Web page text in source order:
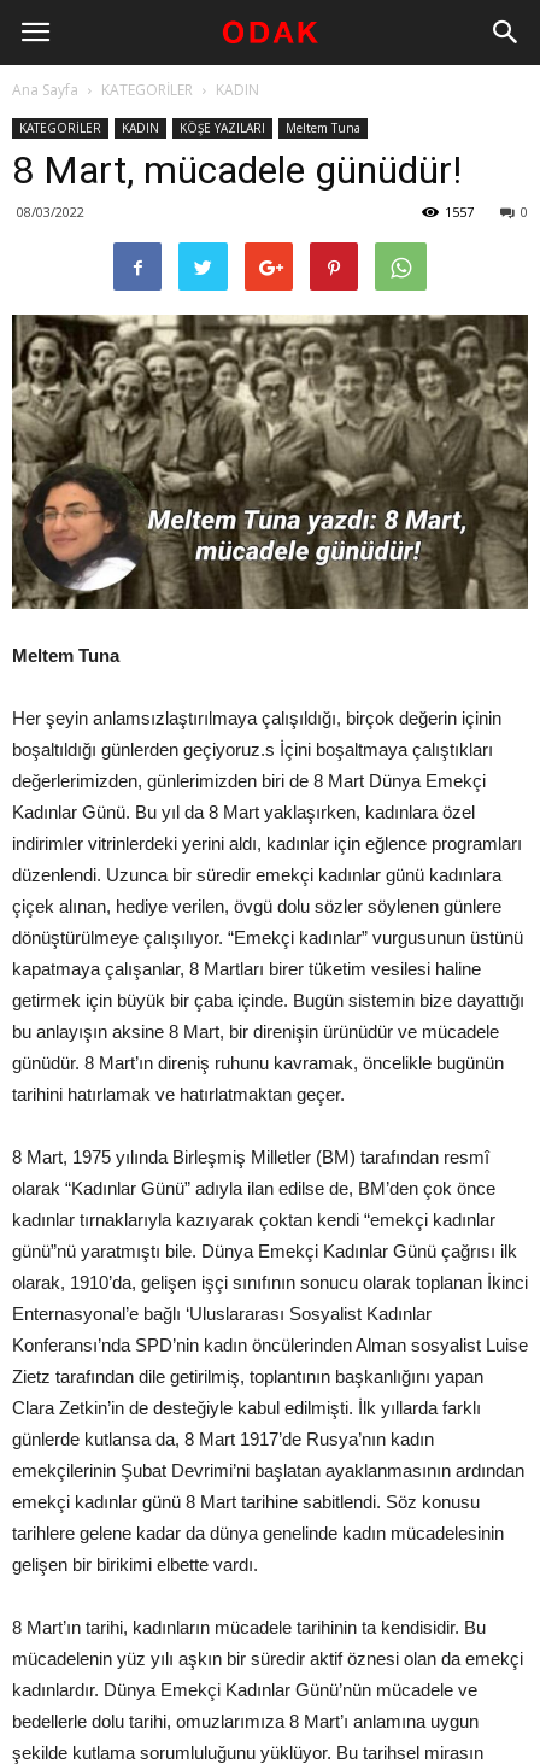
Ana Sayfa KATEGORİLER KADIN
KATEGORİLER KADIN KÖŞE YAZILARI Meltem Tuna
8 Mart, mücadele günüdür!
08/03/2022 0
1557
Meltem Tuna
Her şeyin anlamsızlaştırılmaya çalışıldığı, birçok değerin içinin
boşaltıldığı günlerden geçiyoruz.s İçini boşaltmaya çalıştıkları
değerlerimizden, günlerimizden biri de 8 Mart Dünya Emekçi
Kadınlar Günü. Bu yıl da 8 Mart yaklaşırken, kadınlara özel
indirimler vitrinlerdeki yerini aldı, kadınlar için eğlence programları
düzenlendi. Uzunca bir süredir emekçi kadınlar günü kadınlara
çiçek alınan, hediye verilen, övgü dolu sözler söylenen günlere
dönüştürülmeye çalışılıyor. “Emekçi kadınlar” vurgusunun üstünü
kapatmaya çalışanlar, 8 Martları birer tüketim vesilesi haline
getirmek için büyük bir çaba içinde. Bugün sistemin bize dayattığı
bu anlayışın aksine 8 Mart, bir direnişin ürünüdür ve mücadele
günüdür. 8 Mart’ın direniş ruhunu kavramak, öncelikle bugünün
tarihini hatırlamak ve hatırlatmaktan geçer.
8 Mart, 1975 yılında Birleşmiş Milletler (BM) tarafından resmî
olarak “Kadınlar Günü” adıyla ilan edilse de, BM’den çok önce
kadınlar tırnaklarıyla kazıyarak çoktan kendi “emekçi kadınlar
günü”nü yaratmıştı bile. Dünya Emekçi Kadınlar Günü çağrısı ilk
olarak, 1910’da, gelişen işçi sınıfının sonucu olarak toplanan İkinci
Enternasyonal’e bağlı ‘Uluslararası Sosyalist Kadınlar
Konferansı’nda SPD’nin kadın öncülerinden Alman sosyalist Luise
Zietz tarafından dile getirilmiş, toplantının başkanlığını yapan
Clara Zetkin’in de desteğiyle kabul edilmişti. İlk yıllarda farklı
günlerde kutlansa da, 8 Mart 1917’de Rusya’nın kadın
emekçilerinin Şubat Devrimi’ni başlatan ayaklanmasının ardından
emekçi kadınlar günü 8 Mart tarihine sabitlendi. Söz konusu
tarihlere gelene kadar da dünya genelinde kadın mücadelesinin
gelişen bir birikimi elbette vardı.
8 Mart’ın tarihi, kadınların mücadele tarihinin ta kendisidir. Bu
mücadelenin yüz yılı aşkın bir süredir aktif öznesi olan da emekçi
kadınlardır. Dünya Emekçi Kadınlar Günü’nün mücadele ve
bedellerle dolu tarihi, omuzlarımıza 8 Mart’ı anlamına uygun
şekilde kutlama sorumluluğunu yüklüyor. Bu tarihsel mirasın